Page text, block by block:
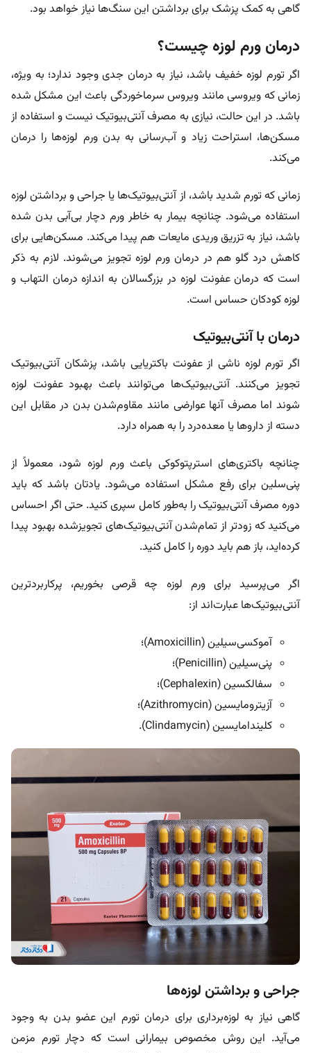
گاهی به کمک پزشک برای برداشتن این سنگ‌ها نیاز خواهد بود.
درمان ورم لوزه چیست؟
اگر تورم لوزه خفیف باشد، نیاز به درمان جدی وجود ندارد؛ به ویژه،
زمانی که ویروسی مانند ویروس سرماخوردگی باعث این مشکل شده
باشد. در این حالت، نیازی به مصرف آنتی‌بیوتیک نیست و استفاده از
مسکن‌ها، استراحت زیاد و آب‌رسانی به بدن ورم لوزه‌ها را درمان
می‌کند.
زمانی که تورم شدید باشد، از آنتی‌بیوتیک‌ها یا جراحی و برداشتن لوزه
استفاده می‌شود. چنانچه بیمار به خاطر ورم دچار بی‌آبی بدن شده
باشد، نیاز به تزریق وریدی مایعات هم پیدا می‌کند. مسکن‌هایی برای
کاهش درد گلو هم در درمان ورم لوزه تجویز می‌شوند. لازم به ذکر
است که درمان عفونت لوزه در بزرگسالان به اندازه درمان التهاب و
لوزه کودکان حساس است.
درمان با آنتی‌بیوتیک
اگر تورم لوزه ناشی از عفونت باکتریایی باشد، پزشکان آنتی‌بیوتیک
تجویز می‌کنند. آنتی‌بیوتیک‌ها می‌توانند باعث بهبود عفونت لوزه
شوند اما مصرف آنها عوارضی مانند مقاوم‌شدن بدن در مقابل این
دسته از داروها یا معده‌درد را به همراه دارد.
چنانچه باکتری‌های استرپتوکوکی باعث ورم لوزه‌ شود، معمولاً از
پنی‌سلین برای رفع مشکل استفاده می‌شود. یادتان باشد که باید
دوره مصرف آنتی‌بیوتیک را به‌طور کامل سپری کنید. حتی اگر احساس
می‌کنید که زودتر از تمام‌شدن آنتی‌بیوتیک‌های تجویزشده بهبود پیدا
کرده‌اید، باز هم باید دوره را کامل کنید.
اگر می‌پرسید برای ورم لوزه چه قرصی بخوریم، پرکاربردترین
آنتی‌بیوتیک‌ها عبارت‌اند از:
آموکسی‌سیلین (Amoxicillin)؛
پنی‌سیلین (Penicillin)؛
سفالکسین (Cephalexin)؛
آزیترومایسین (Azithromycin)؛
کلیندامایسین (Clindamycin).
جراحی و برداشتن لوزه‌ها
گاهی نیاز به لوزه‌برداری برای درمان تورم این عضو بدن به وجود
می‌آید. این روش مخصوص بیمارانی است که دچار تورم مزمن